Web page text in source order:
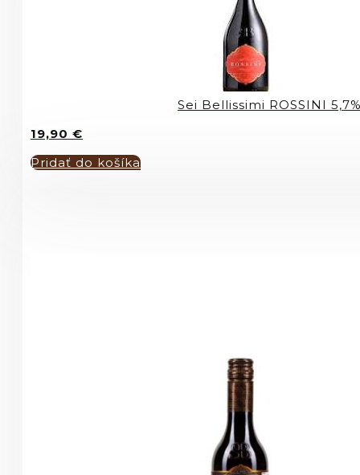
Sei Bellissimi ROSSINI
19,90 €
Pridať do košíka